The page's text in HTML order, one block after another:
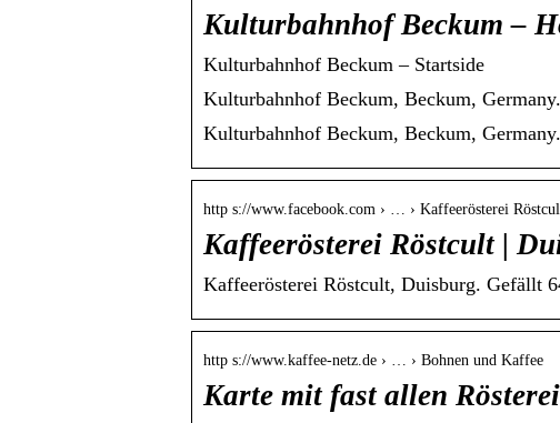
Kulturbahnhof Beckum –
Kulturbahnhof Beckum – Startside
Kulturbahnhof Beckum, Beckum,
Kulturbahnhof Beckum, Beckum,
http s://www.facebook.com › … › Kaffeerösterei
Kaffeerösterei Röstcult |
Kaffeerösterei Röstcult, Duisburg. Gefällt
http s://www.kaffee-netz.de › … › Bohnen und Kaffee
Karte mit fast allen